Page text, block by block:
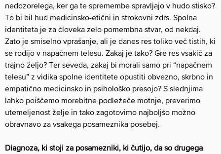
nedozorelega, ker ga te spremembe spravljajo v hudo stisko?
To bi bil hud medicinsko-etični in strokovni zdrs. Spolna
identiteta je za človeka zelo pomembna stvar, od nekdaj.
Zato je smiselno vprašanje, ali je danes res toliko več tistih, ki
se rodijo v napačnem telesu. Zakaj je tako? Gre res vsakič za
trajno željo? Ter seveda, zakaj bi morali samo pri “napačnem
telesu” z vidika spolne identitete opustiti obvezno, skrbno in
empatično medicinsko in psihološko presojo? S slednjima
lahko poiščemo morebitne podležeče motnje, preverimo
utemeljenost želje in tako zagotovimo najboljšo možno
obravnavo za vsakega posameznika posebej.
Diagnoza, ki stoji za posamezniki, ki čutijo, da so drugega